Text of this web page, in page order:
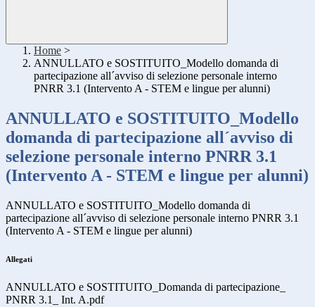
Home >
ANNULLATO e SOSTITUITO_Modello domanda di
partecipazione all´avviso di selezione personale interno
PNRR 3.1 (Intervento A - STEM e lingue per alunni)
ANNULLATO e SOSTITUITO_Modello
domanda di partecipazione all´avviso di
selezione personale interno PNRR 3.1
(Intervento A - STEM e lingue per alunni)
ANNULLATO e SOSTITUITO_Modello domanda di
partecipazione all´avviso di selezione personale interno PNRR 3.1
(Intervento A - STEM e lingue per alunni)
Allegati
ANNULLATO e SOSTITUITO_Domanda di partecipazione_
PNRR 3.1_ Int. A.pdf